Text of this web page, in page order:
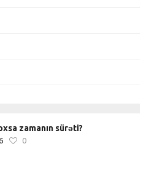
zamanın sürəti?
0